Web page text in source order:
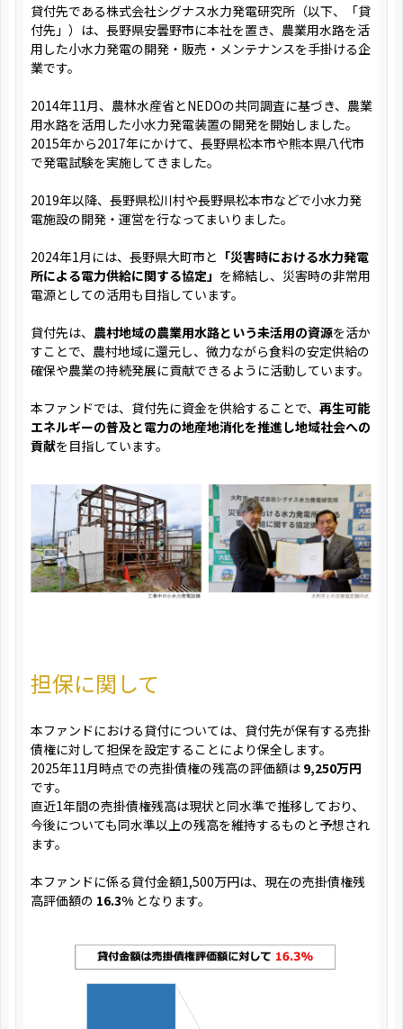
貸付先である株式会社シグナス水力発電研究所（以下、「貸
付先」）は、長野県安曇野市に本社を置き、農業用水路を活
用した小水力発電の開発・販売・メンテナンスを手掛ける企
業です。
2014年11月、農林水産省とNEDOの共同調査に基づき、農業
用水路を活用した小水力発電装置の開発を開始しました。
2015年から2017年にかけて、長野県松本市や熊本県八代市
で発電試験を実施してきました。
2019年以降、長野県松川村や長野県松本市などで小水力発
電施設の開発・運営を行なってまいりました。
2024年1月には、長野県大町市と 「災害時における水力発電
所による電力供給に関する協定」 を締結し、災害時の非常用
電源としての活用も目指しています。
貸付先は、 農村地域の農業用水路という未活用の資源を活か
すことで、農村地域に還元し、微力ながら食料の安定供給の
確保や農業の持続発展に貢献できるように活動しています。
本ファンドでは、貸付先に資金を供給することで、 再生可能
エネルギーの普及と電力の地産地消化を推進し地域社会への
貢献を目指しています。
担保に関して
本ファンドにおける貸付については、貸付先が保有する売掛
債権に対して担保を設定することにより保全します。
2025年11月時点での売掛債権の残高の評価額は 9,250万円
です。
直近1年間の売掛債権残高は現状と同水準で推移しており、
今後についても同水準以上の残高を維持するものと予想され
ます。
本ファンドに係る貸付金額1,500万円は、現在の売掛債権残
高評価額の 16.3% となります。